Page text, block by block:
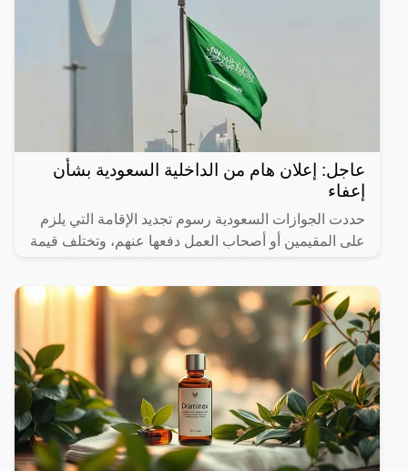
عاجل: إعلان هام من الداخلية السعودية بشأن
إعفاء
حددت الجوازات السعودية رسوم تجديد الإقامة التي يلزم
على المقيمين أو أصحاب العمل دفعها عنهم، وتختلف قيمة